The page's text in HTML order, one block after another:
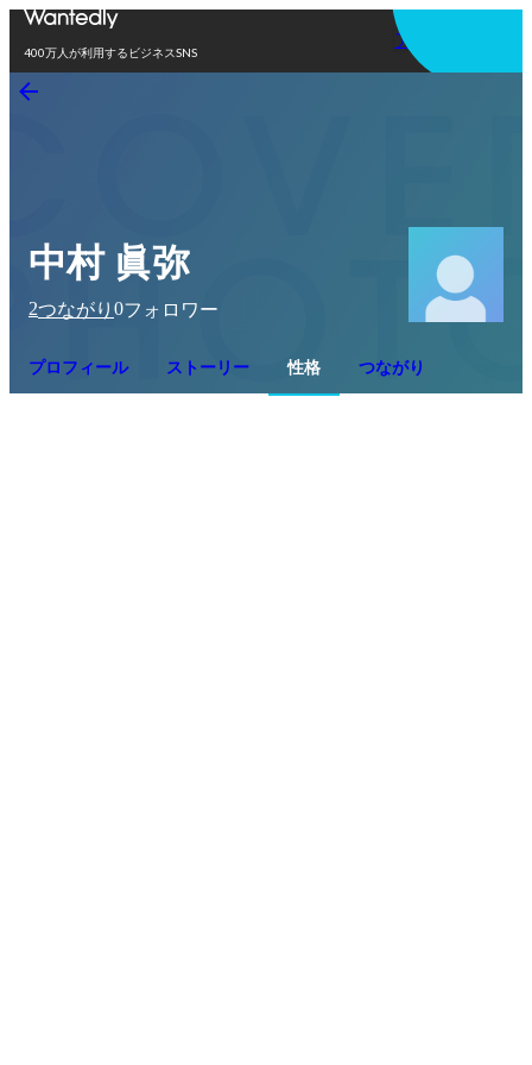
400万人が利用するビジネスSNS
アプリを使う
中村 眞弥
2つながり 0フォロワー
プロフィール ストーリー 性格 つながり